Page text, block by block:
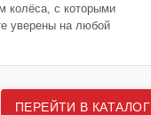
колёса, с которыми
уверены на любой
ПЕРЕЙТИ В КАТАЛОГ